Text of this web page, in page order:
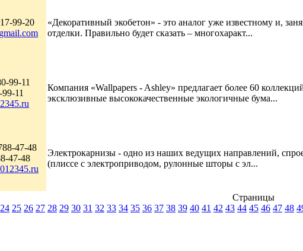
99-20
«Декоративный экобетон» - это аналог уже известному и,
отделки. Правильно будет сказать – многохаракт...
99-11
11
Компания «Wallpapers - Ashley» предлагает более 60
эксклюзивные высококачественные экологичные бума...
47-48
47-48
Электрокарнизы - одно из наших ведущих направлений,
(плиссе с электроприводом, рулонные шторы с эл...
Страницы
24 25 26 27 28 29 30 31 32 33 34 35 36 37 38 39 40 41 42 43 44 45 46 47 48